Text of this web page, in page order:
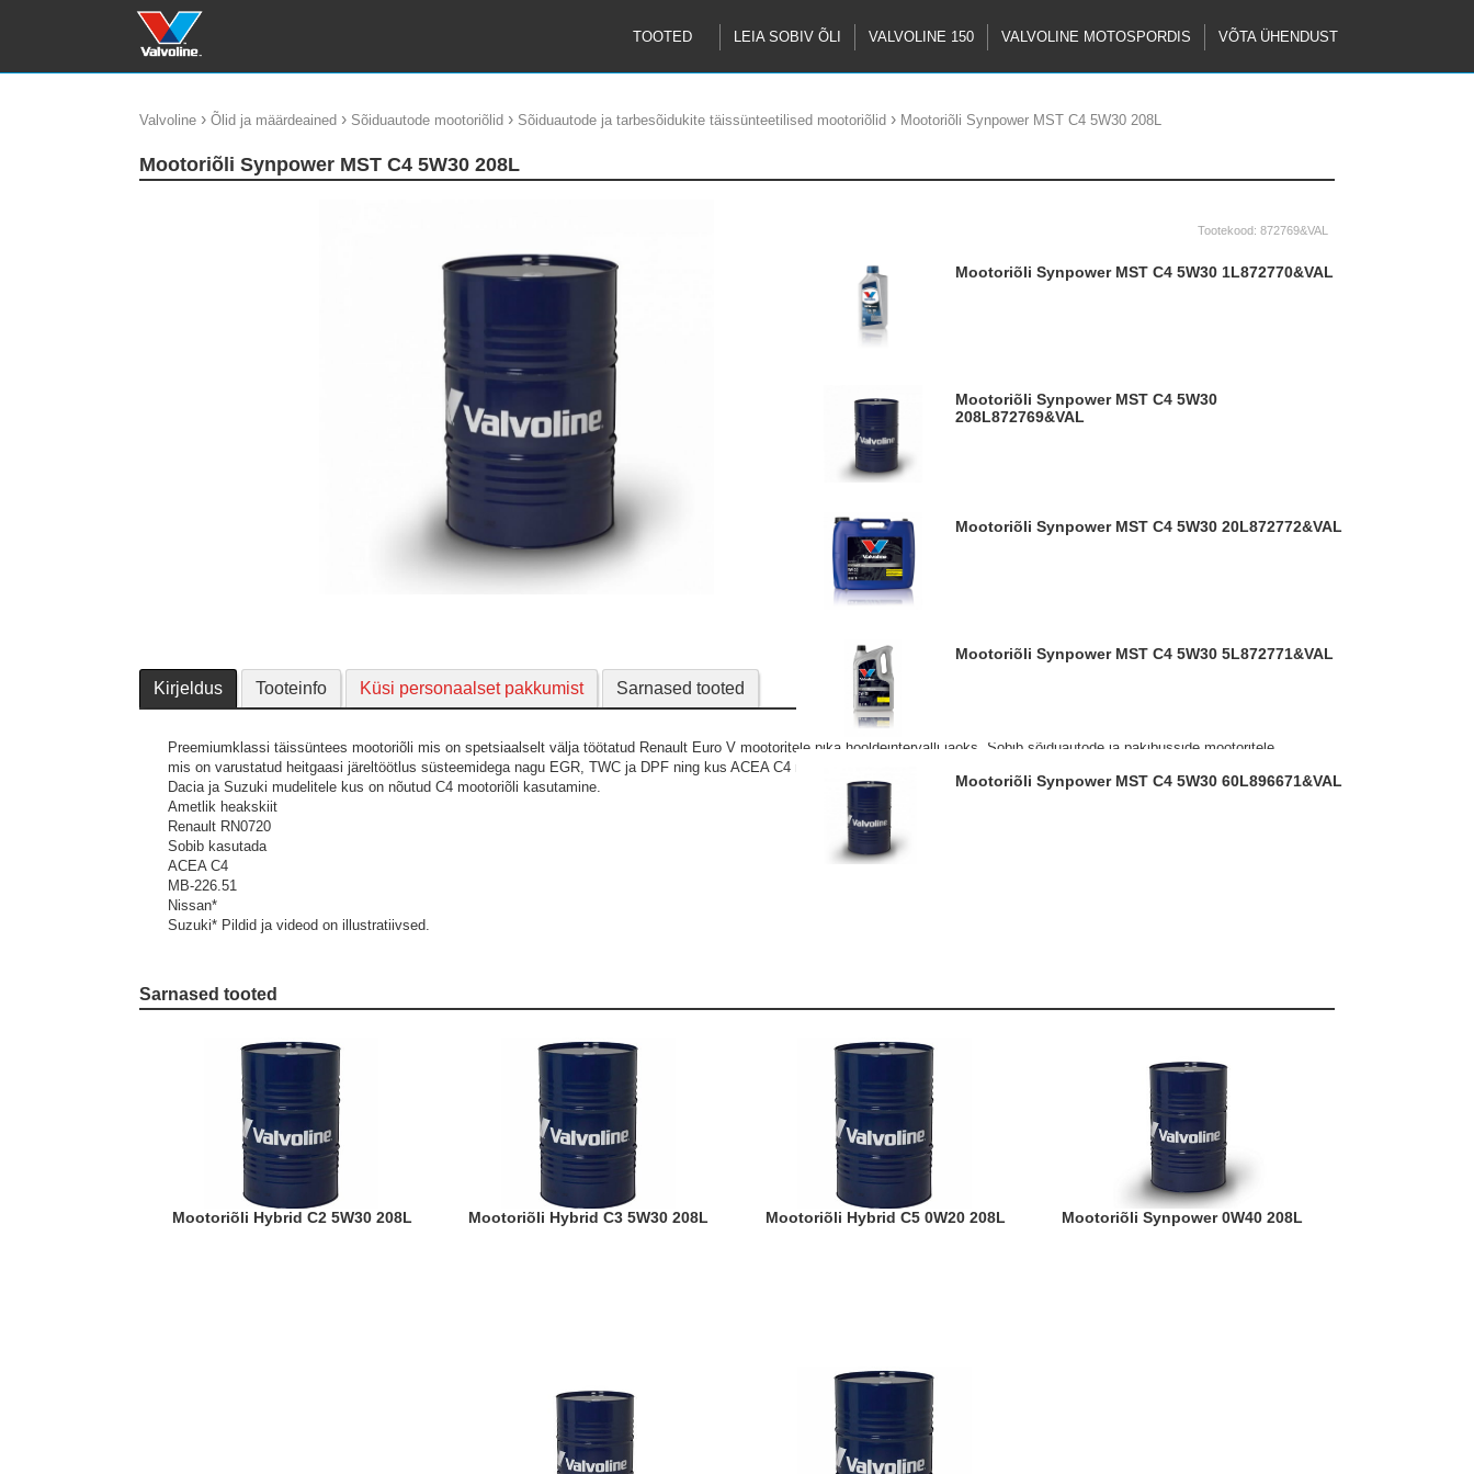
TOOTED LEIA SOBIV ÕLI VALVOLINE 150 VALVOLINE MOTOSPORDIS VÕTA ÜHENDUST
Valvoline › Õlid ja määrdeained › Sõiduautode mootoriõlid › Sõiduautode ja tarbesõidukite täissünteetilised mootoriõlid › Mootoriõli Synpower MST C4 5W30 208L
Mootoriõli Synpower MST C4 5W30 208L
Tootekood: 872769&VAL
Mootoriõli Synpower MST C4 5W30 1L872770&VAL
Mootoriõli Synpower MST C4 5W30
208L872769&VAL
Mootoriõli Synpower MST C4 5W30 20L872772&VAL
Mootoriõli Synpower MST C4 5W30 5L872771&VAL
Mootoriõli Synpower MST C4 5W30 60L896671&VAL
Kirjeldus Tooteinfo Küsi personaalset pakkumist Sarnased tooted
Preemiumklassi täissüntees mootoriõli mis on spetsiaalselt välja töötatud Renault Euro V mootoritele pika hooldeintervalli jaoks. Sobib sõiduautode ja pakibusside mootoritele
mis on varustatud heitgaasi järeltöötlus süsteemidega nagu EGR, TWC ja DPF ning kus ACEA C4 mootoriõli kasutamine on vajalik. Sobib kasutamiseks mitmetele Nissan,
Dacia ja Suzuki mudelitele kus on nõutud C4 mootoriõli kasutamine.
Ametlik heakskiit
Renault RN0720
Sobib kasutada
ACEA C4
MB-226.51
Nissan*
Suzuki* Pildid ja videod on illustratiivsed.
Sarnased tooted
Mootoriõli Hybrid C2 5W30 208L Mootoriõli Hybrid C3 5W30 208L Mootoriõli Hybrid C5 0W20 208L Mootoriõli Synpower 0W40 208L